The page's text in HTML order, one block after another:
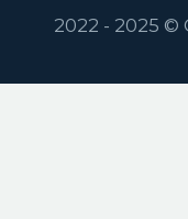
2022 - 2025